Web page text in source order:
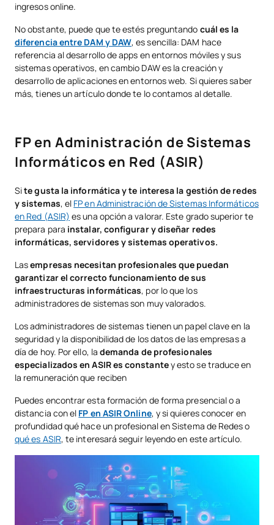
ingresos online.
No obstante, puede que te estés preguntando cuál es la
diferencia entre DAM y DAW, es sencilla: DAM hace
referencia al desarrollo de apps en entornos móviles y sus
sistemas operativos, en cambio DAW es la creación y
desarrollo de aplicaciones en entornos web. Si quieres saber
más, tienes un artículo donde te lo contamos al detalle.
FP en Administración de Sistemas
Informáticos en Red (ASIR)
Site gusta la informática y te interesa la gestión de redes
y sistemas, el FP en Administración de Sistemas Informáticos
en Red (ASIR) es una opción a valorar. Este grado superior te
prepara para instalar, configurar y diseñar redes
informáticas, servidores y sistemas operativos.
Lasempresas necesitan profesionales que puedan
garantizar el correcto funcionamiento de sus
infraestructuras informáticas, por lo que los
administradores de sistemas son muy valorados.
Los administradores de sistemas tienen un papel clave en la
seguridad y la disponibilidad de los datos de las empresas a
día de hoy. Por ello, lademanda de profesionales
especializados en ASIR es constantey esto se traduce en
la remuneración que reciben
Puedes encontrar esta formación de forma presencial o a
distancia con el FP en ASIR Online, y si quieres conocer en
profundidad qué hace un profesional en Sistema de Redes o
qué es ASIR, te interesará seguir leyendo en este artículo.